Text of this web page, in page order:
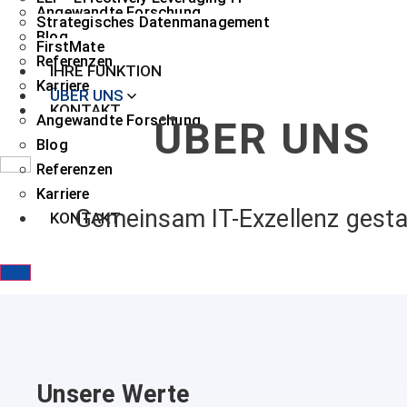
Angewandte Forschung
Blog
Referenzen
Karriere
KONTAKT
Strategisches Datenmanagement
FirstMate
IHRE FUNKTION
ÜBER UNS
Angewandte Forschung
Blog
Referenzen
Karriere
KONTAKT
ÜBER UNS
Gemeinsam IT-Exzellenz
Unsere Werte